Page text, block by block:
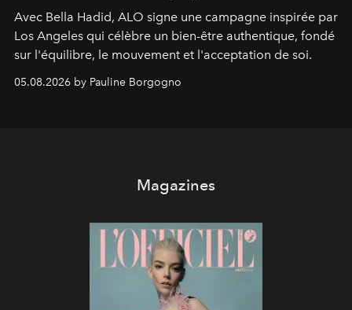
Avec Bella Hadid, ALO signe une campagne inspirée par
Los Angeles qui célèbre un bien-être authentique, fondé
sur l'équilibre, le mouvement et l'acceptation de soi.
05.08.2026 by Pauline Borgogno
Magazines